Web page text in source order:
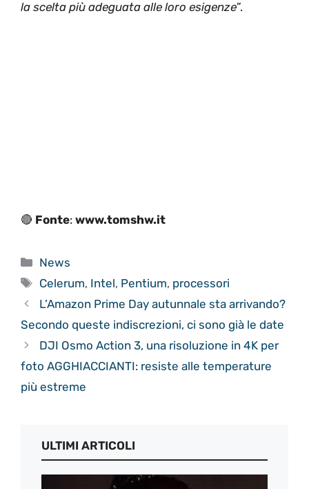
la scelta più adeguata alle loro esigenze”.
🔴 Fonte: www.tomshw.it
Categorie
News
Tag
Celerum, Intel, Pentium, processori
L’Amazon Prime Day autunnale sta arrivando?
Secondo queste indiscrezioni, ci sono già le date
DJI Osmo Action 3, una risoluzione in 4K per
foto AGGHIACCIANTI: resiste alle temperature
più estreme
ULTIMI ARTICOLI